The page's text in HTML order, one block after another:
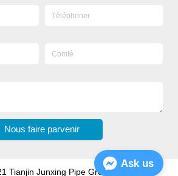
Nous faire parvenir
Tianjin Junxing Pipe Group Co., Ltd
Ask us